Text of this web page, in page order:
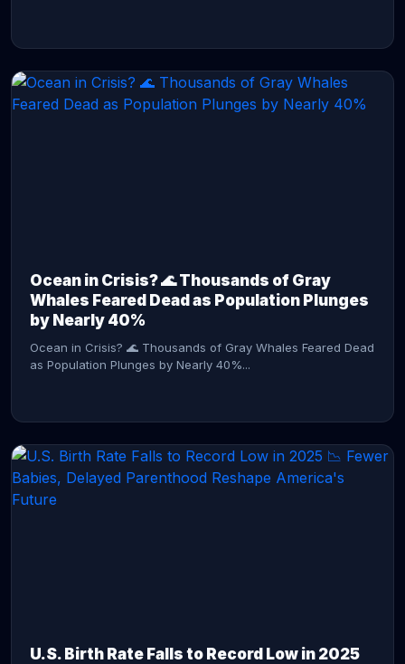
Ocean in Crisis? 🌊 Thousands of Gray
Whales Feared Dead as Population Plunges
by Nearly 40%
Ocean in Crisis? 🌊 Thousands of Gray Whales Feared Dead
as Population Plunges by Nearly 40%...
U.S. Birth Rate Falls to Record Low in 2025